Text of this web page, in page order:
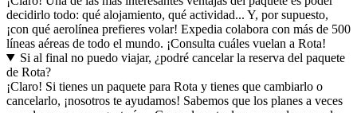
decidirlo todo: qué alojamiento, qué actividad... Y, por supuesto,
¡con qué aerolínea prefieres volar! Expedia colabora con más de 500
líneas aéreas de todo el mundo. ¡Consulta cuáles vuelan a Rota!
Si al final no puedo viajar, ¿podré cancelar la reserva del paquete
de Rota?
¡Claro! Si tienes un paquete para Rota y tienes que cambiarlo o
cancelarlo, ¡nosotros te ayudamos! Sabemos que los planes a veces